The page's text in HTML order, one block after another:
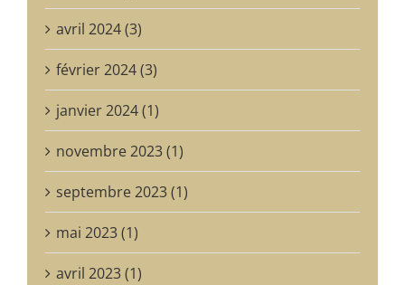
avril 2024 (3)
février 2024 (3)
janvier 2024 (1)
novembre 2023 (1)
septembre 2023 (1)
mai 2023 (1)
avril 2023 (1)